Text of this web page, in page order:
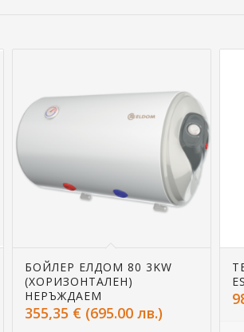
БОЙЛЕР ЕЛДОМ 80 3KW
(ХОРИЗОНТАЛЕН)
НЕРЪЖДАЕМ
355,35 € (695.00 лв.)